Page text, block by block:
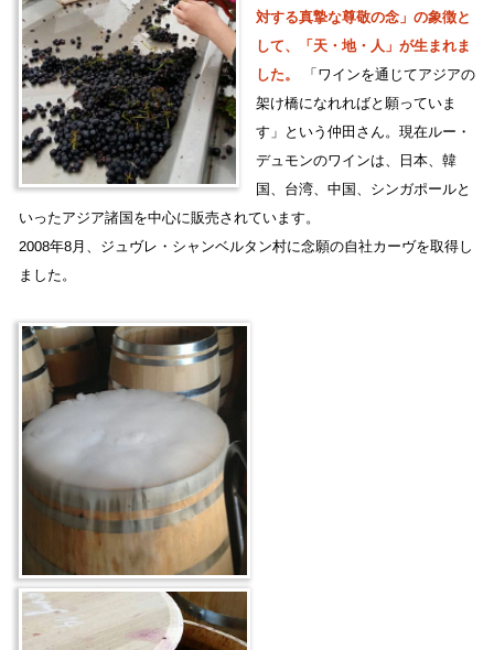
対する真摯な尊敬の念」の象徴と
して、「天・地・人」が生まれま
した。
「ワインを通じてアジアの
架け橋になれればと願っていま
す」という仲田さん。現在ルー・
デュモンのワインは、日本、韓
国、台湾、中国、シンガポールと
いったアジア諸国を中心に販売されています。
2008年8月、ジュヴレ・シャンベルタン村に念願の自社カーヴを取得し
ました。